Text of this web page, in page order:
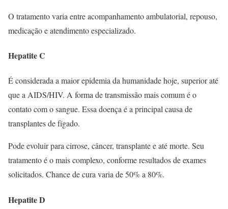
O tratamento varia entre acompanhamento ambulatorial, repouso,
medicação e atendimento especializado.
Hepatite C
É considerada a maior epidemia da humanidade hoje, superior até
que a AIDS/HIV. A forma de transmissão mais comum é o
contato com o sangue. Essa doença é a principal causa de
transplantes de fígado.
Pode evoluir para cirrose, câncer, transplante e até morte. Seu
tratamento é o mais complexo, conforme resultados de exames
solicitados. Chance de cura varia de 50% a 80%.
Hepatite D